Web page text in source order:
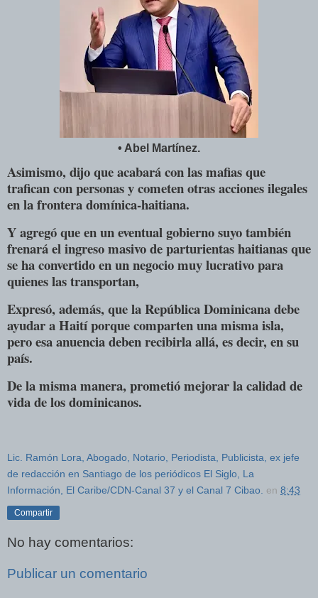
• Abel Martínez.
Asimismo, dijo que acabará con las mafias que
trafican con personas y cometen otras acciones ilegales
en la frontera domínica-haitiana.
Y agregó que en un eventual gobierno suyo también
frenará el ingreso masivo de parturientas haitianas que
se ha convertido en un negocio muy lucrativo para
quienes las transportan,
Expresó, además, que la República Dominicana debe
ayudar a Haití porque comparten una misma isla,
pero esa anuencia deben recibirla allá, es decir, en su
país.
De la misma manera, prometió mejorar la calidad de
vida de los dominicanos.
Lic. Ramón Lora, Abogado, Notario, Periodista, Publicista, ex jefe
de redacción en Santiago de los periódicos El Siglo, La
Información, El Caribe/CDN-Canal 37 y el Canal 7 Cibao. en 8:43
Compartir
No hay comentarios:
Publicar un comentario